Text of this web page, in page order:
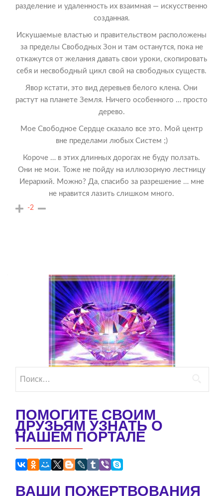
разделение и удаленность их взаимная — искусственно
созданная.
Искушаемые властью и правительством расположены
за пределы Свободных Зон и там останутся, пока не
откажутся от желания давать свои уроки, скопировать
себя и несвободный цикл свой на свободных существ.
Явор кстати, это вид деревьев белого клена. Они
растут на планете Земля. Ничего особенного … просто
дерево.
Мое Свободное Сердце сказало все это. Мой центр
вне пределами любых Систем ;)
Короче … в этих длинных дорогах не буду ползать.
Они не мои. Тоже не пойду на иллюзорную лестницу
Иерархий. Можно? Да, спасибо за разрешение … мне
не нравится лазить слишком много.
-2
ПОМОГИТЕ СВОИМ
ДРУЗЬЯМ УЗНАТЬ О
НАШЕМ ПОРТАЛЕ
ВАШИ ПОЖЕРТВОВАНИЯ